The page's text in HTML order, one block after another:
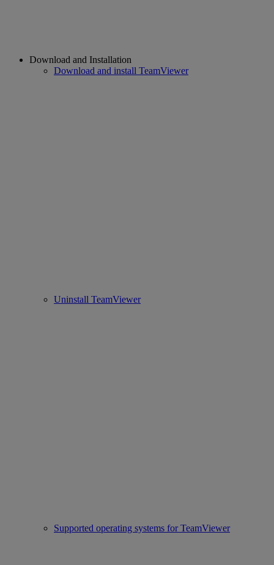
Download and Installation
Download and install TeamViewer
Uninstall TeamViewer
Supported operating systems for TeamViewer